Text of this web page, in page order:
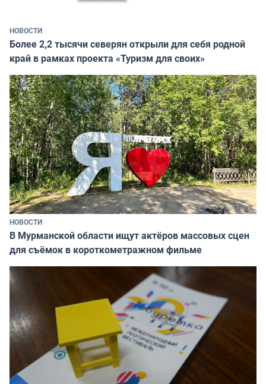
НОВОСТИ
Более 2,2 тысячи северян открыли для себя родной
край в рамках проекта «Туризм для своих»
НОВОСТИ
В Мурманской области ищут актёров массовых сцен
для съёмок в короткометражном фильме